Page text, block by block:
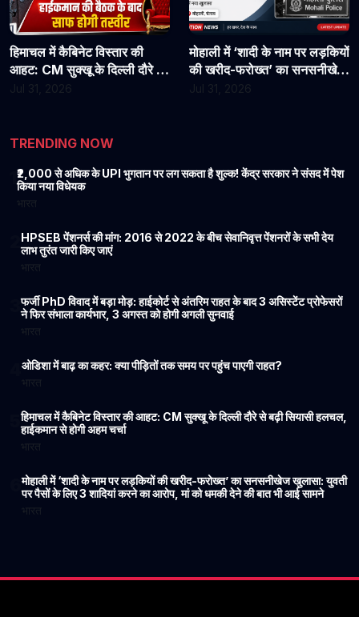
हिमाचल में कैबिनेट विस्तार की
आहट: CM सुक्खू के दिल्ली दौरे से
मोहाली में ‘शादी के नाम पर लड़कियों
की खरीद-फरोख्त’ का सनसनीखेज
TRENDING NOW
₹2,000 से अधिक के UPI भुगतान पर लग सकता है शुल्क! केंद्र सरकार ने संसद में पेश
किया नया विधेयक
HPSEB पेंशनर्स की मांग: 2016 से 2022 के बीच सेवानिवृत्त पेंशनरों के सभी देय
लाभ तुरंत जारी किए जाएं
3फर्जी PhD विवाद में बड़ा मोड़: हाईकोर्ट से अंतरिम राहत के बाद 3 असिस्टेंट प्रोफेसरों
ने फिर संभाला कार्यभार, 3 अगस्त को होगी अगली सुनवाई
ओडिशा में बाढ़ का कहर: क्या पीड़ितों तक समय पर पहुंच पाएगी राहत?
5हिमाचल में कैबिनेट विस्तार की आहट: CM सुक्खू के दिल्ली दौरे से बढ़ी सियासी हलचल,
हाईकमान से होगी अहम चर्चा
6मोहाली में ‘शादी के नाम पर लड़कियों की खरीद-फरोख्त’ का सनसनीखेज खुलासा: युवती
पर पैसों के लिए 3 शादियां करने का आरोप, मां को धमकी देने की बात भी आई सामने